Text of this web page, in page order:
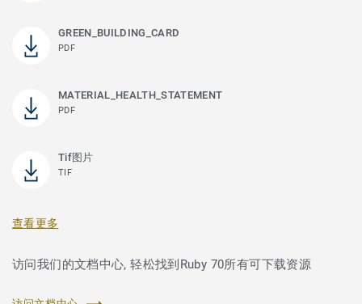
GREEN_BUILDING_CARD
PDF
MATERIAL_HEALTH_STATEMENT
PDF
Tif图片
TIF
查看更多
访问我们的文档中心, 轻松找到Ruby 70所有可下载资源